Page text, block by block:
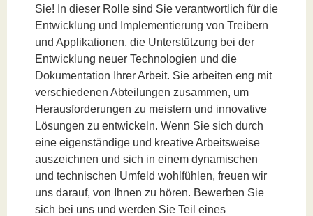
Sie! In dieser Rolle sind Sie verantwortlich für die
Entwicklung und Implementierung von Treibern
und Applikationen, die Unterstützung bei der
Entwicklung neuer Technologien und die
Dokumentation Ihrer Arbeit. Sie arbeiten eng mit
verschiedenen Abteilungen zusammen, um
Herausforderungen zu meistern und innovative
Lösungen zu entwickeln. Wenn Sie sich durch
eine eigenständige und kreative Arbeitsweise
auszeichnen und sich in einem dynamischen
und technischen Umfeld wohlfühlen, freuen wir
uns darauf, von Ihnen zu hören. Bewerben Sie
sich bei uns und werden Sie Teil eines